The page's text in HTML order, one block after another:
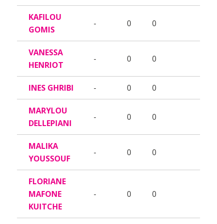
KAFILOU
GOMIS
- 0 0
VANESSA
HENRIOT
- 0 0
INES GHRIBI - 0 0
MARYLOU
DELLEPIANI
- 0 0
MALIKA
YOUSSOUF
- 0 0
FLORIANE
MAFONE
KUITCHE
- 0 0